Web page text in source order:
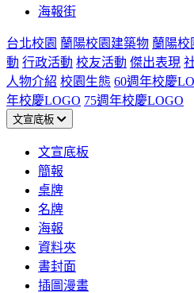
海報街
台北校園 蘭陽校園建築物 蘭陽校
動 行政活動 校友活動 傑出表現
人物介紹 校園生態 60週年校慶
年校慶LOGO 75週年校慶LOGO
文宣底板
文宣底板
簡報
桌牌
名牌
海報
資料夾
書封面
插圖漫畫